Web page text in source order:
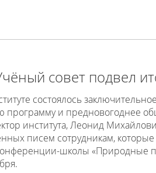
совет подвел
состоялось
и предновогоднее
института, Леонид
писем сотрудникам,
школы «Природные